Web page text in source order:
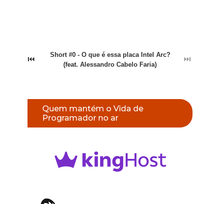
⏮
Short #0 - O que é essa placa Intel Arc?
(feat. Alessandro Cabelo Faria)
⏭
Quem mantém o Vida de
Programador no ar